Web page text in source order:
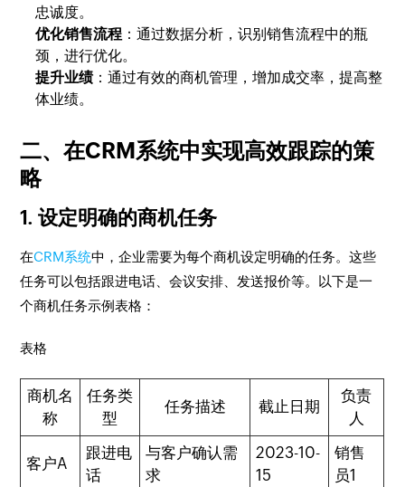
忠诚度。
优化销售流程 ：通过数据分析，识别销售流程中的瓶
颈，进行优化。
提升业绩：通过有效的商机管理，增加成交率，提高整
体业绩。
二、在CRM系统中实现高效跟踪的策
略
1. 设定明确的商机任务
在CRM系统中，企业需要为每个商机设定明确的任务。这些
任务可以包括跟进电话、会议安排、发送报价等。以下是一
个商机任务示例表格：
表格
商机名
称
任务类
型
任务描述 截止日期
负责
人
客户A
跟进电
话
与客户确认需
求
2023-10-
15
销售
员1